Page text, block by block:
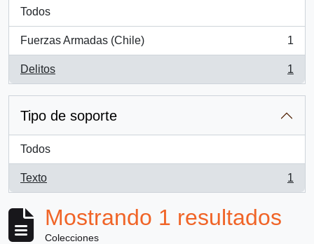
Todos
Fuerzas Armadas (Chile)
, 1 resultados
1
Delitos
, 1 resultados
1
Tipo de soporte
Todos
Texto
, 1 resultados
1
Mostrando 1 resultados
Colecciones